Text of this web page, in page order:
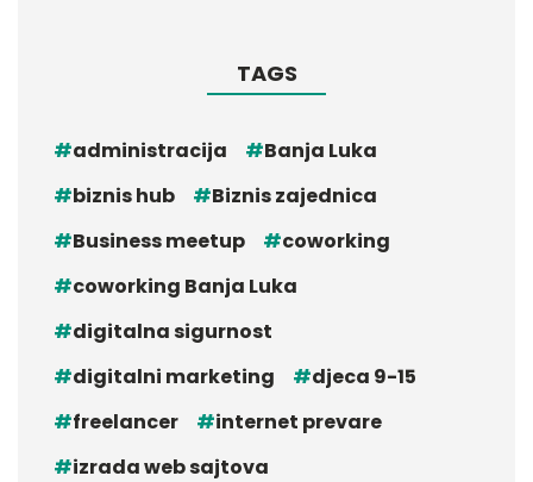
TAGS
administracija
Banja Luka
biznis hub
Biznis zajednica
Business meetup
coworking
coworking Banja Luka
digitalna sigurnost
digitalni marketing
djeca 9-15
freelancer
internet prevare
izrada web sajtova